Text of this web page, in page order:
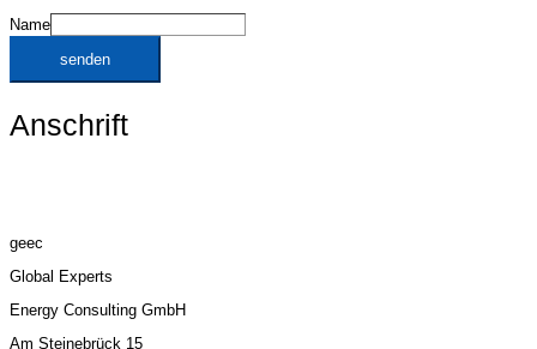
Name
senden
Anschrift
geec
Global Experts
Energy Consulting GmbH
Am Steinebrück 15